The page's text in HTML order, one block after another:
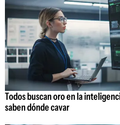
Todos buscan oro en la
saben dónde cavar